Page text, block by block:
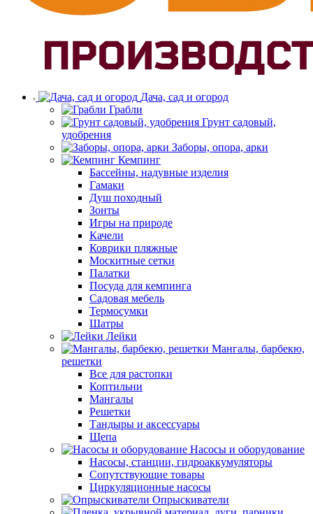
Дача, сад и огород
Грабли
Грунт садовый,
удобрения
Заборы, опора, арки
Кемпинг
Бассейны, надувные изделия
Гамаки
Душ походный
Зонты
Игры на природе
Качели
Коврики пляжные
Москитные сетки
Палатки
Посуда для кемпинга
Садовая мебель
Термосумки
Шатры
Лейки
Мангалы, барбекю,
решетки
Все для растопки
Коптильни
Мангалы
Решетки
Тандыры и аксессуары
Щепа
Насосы и оборудование
Насосы, станции, гидроаккумуляторы
Сопутствующие товары
Циркуляционные насосы
Опрыскиватели